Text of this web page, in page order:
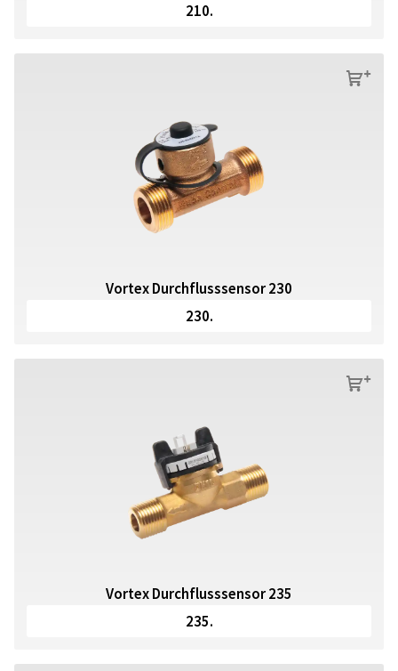
210.
s
Vortex Durchflusssensor 230
230.
s
Vortex Durchflusssensor 235
235.